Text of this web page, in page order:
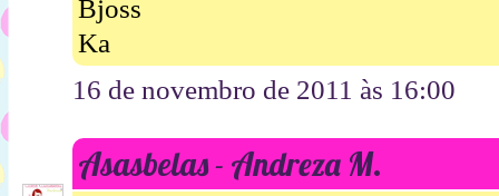
Bjoss
Ka
16 de novembro de 2011 às 16:00
Asasbelas - Andreza M.